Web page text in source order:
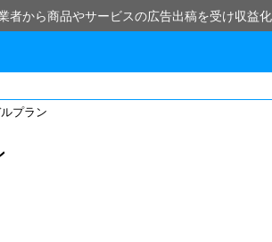
者から商品やサービスの広告出稿を受け収益
プラン